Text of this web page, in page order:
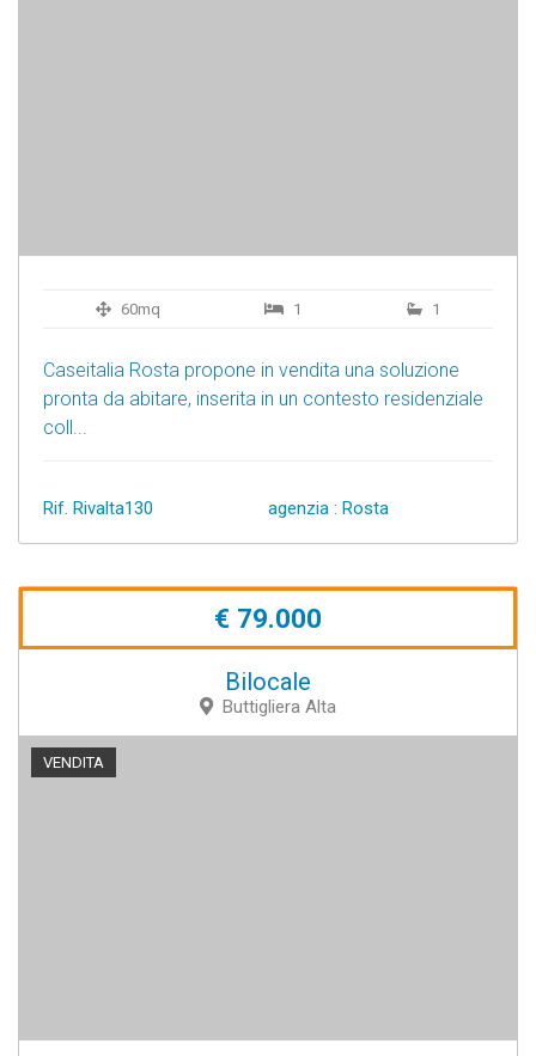
60mq 1 1
Caseitalia Rosta propone in vendita una soluzione
pronta da abitare, inserita in un contesto residenziale
coll...
Rif. Rivalta130 agenzia : Rosta
€ 79.000
Bilocale
Buttigliera Alta
VENDITA